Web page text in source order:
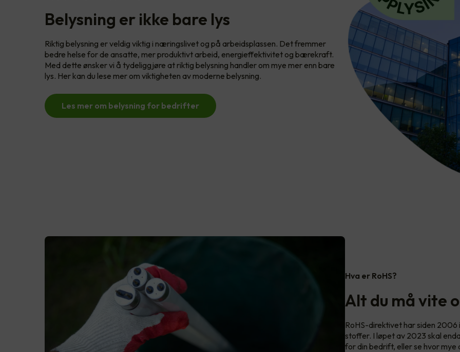
Belysning er ikke bare lys
Riktig belysning er veldig viktig i næringslivet og på arbeidsplassen. Det fremmer
bedre helse for de ansatte, mer produktivt arbeid, energieffektivitet og bærekraft.
Med dette ønsker vi å tydeliggjøre at riktig belysning handler om mye mer enn bare
lys. Her kan du lese mer om viktigheten av moderne belysning.
Les mer om belysning for bedrifter
Hva er RoHS?
Alt du må vite
RoHS-direktivet har siden
stoffer. I løpet av 2023 skal
for din bedrift, eller se hvor mye